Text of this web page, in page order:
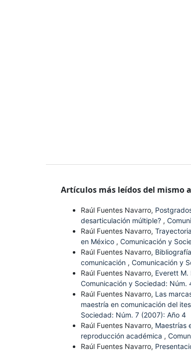
Artículos más leídos del mismo
Raúl Fuentes Navarro,
desarticulación múltiple? ,
Raúl Fuentes Navarro,
en México , Comunicación y
Raúl Fuentes Navarro,
comunicación , Comunicación y
Raúl Fuentes Navarro, Everett
Comunicación y Sociedad: Núm.
Raúl Fuentes Navarro, Las
maestría en comunicación del
Sociedad: Núm. 7 (2007): Año 4
Raúl Fuentes Navarro, Maestrías
reproducción académica ,
Raúl Fuentes Navarro,